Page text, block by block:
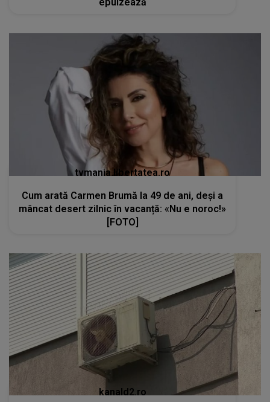
epuizează
tvmania.libertatea.ro
Cum arată Carmen Brumă la 49 de ani, deși a
mâncat desert zilnic în vacanță: «Nu e noroc!»
[FOTO]
kanald2.ro